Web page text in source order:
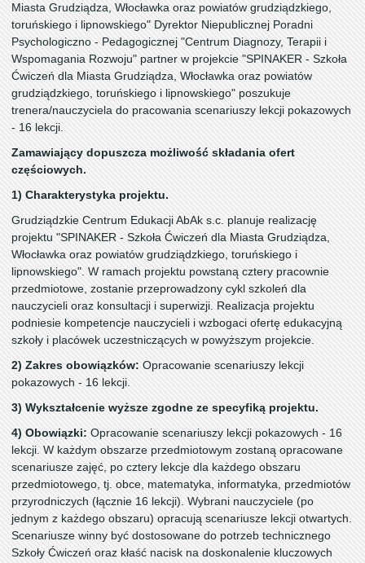
Miasta Grudziądza, Włocławka oraz powiatów grudziądzkiego,
toruńskiego i lipnowskiego" Dyrektor Niepublicznej Poradni
Psychologiczno - Pedagogicznej "Centrum Diagnozy, Terapii i
Wspomagania Rozwoju" partner w projekcie "SPINAKER - Szkoła
Ćwiczeń dla Miasta Grudziądza, Włocławka oraz powiatów
grudziądzkiego, toruńskiego i lipnowskiego" poszukuje
trenera/nauczyciela do pracowania scenariuszy lekcji pokazowych
- 16 lekcji.
Zamawiający dopuszcza możliwość składania ofert
częściowych.
1) Charakterystyka projektu.
Grudziądzkie Centrum Edukacji AbAk s.c. planuje realizację
projektu "SPINAKER - Szkoła Ćwiczeń dla Miasta Grudziądza,
Włocławka oraz powiatów grudziądzkiego, toruńskiego i
lipnowskiego". W ramach projektu powstaną cztery pracownie
przedmiotowe, zostanie przeprowadzony cykl szkoleń dla
nauczycieli oraz konsultacji i superwizji. Realizacja projektu
podniesie kompetencje nauczycieli i wzbogaci ofertę edukacyjną
szkoły i placówek uczestniczących w powyższym projekcie.
2) Zakres obowiązków: Opracowanie scenariuszy lekcji
pokazowych - 16 lekcji.
3) Wykształcenie wyższe zgodne ze specyfiką projektu.
4) Obowiązki: Opracowanie scenariuszy lekcji pokazowych - 16
lekcji. W każdym obszarze przedmiotowym zostaną opracowane
scenariusze zajęć, po cztery lekcje dla każdego obszaru
przedmiotowego, tj. obce, matematyka, informatyka, przedmiotów
przyrodniczych (łącznie 16 lekcji). Wybrani nauczyciele (po
jednym z każdego obszaru) opracują scenariusze lekcji otwartych.
Scenariusze winny być dostosowane do potrzeb technicznego
Szkoły Ćwiczeń oraz kłaść nacisk na doskonalenie kluczowych